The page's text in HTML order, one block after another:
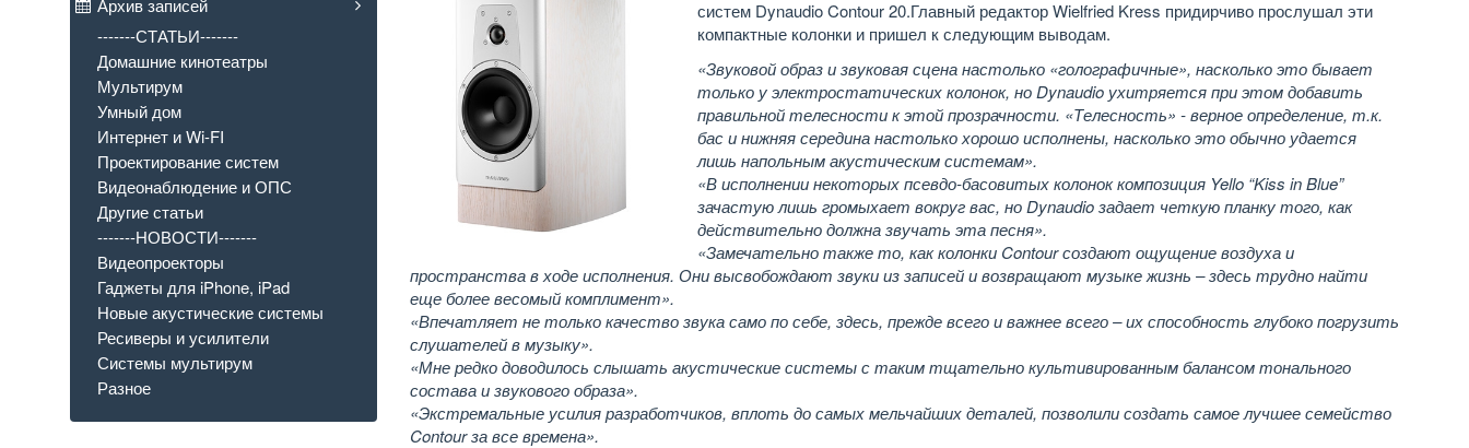
систем Dynaudio Contour 20.Главный редактор Wielfried Kress придирчиво прослушал эти
компактные колонки и пришел к следующим выводам.
«Звуковой образ и звуковая сцена настолько «голографичные», насколько это бывает
только у электростатических колонок, но Dynaudio ухитряется при этом добавить
правильной телесности к этой прозрачности. «Телесность» - верное определение, т.к.
бас и нижняя середина настолько хорошо исполнены, насколько это обычно удается
лишь напольным акустическим системам».
«В исполнении некоторых псевдо-басовитых колонок композиция Yello “Kiss in Blue”
зачастую лишь громыхает вокруг вас, но Dynaudio задает четкую планку того, как
действительно должна звучать эта песня».
«Замечательно также то, как колонки Contour создают ощущение воздуха и
пространства в ходе исполнения. Они высвобождают звуки из записей и возвращают музыке жизнь – здесь трудно найти
еще более весомый комплимент».
«Впечатляет не только качество звука само по себе, здесь, прежде всего и важнее всего – их способность глубоко погрузить
слушателей в музыку».
«Мне редко доводилось слышать акустические системы с таким тщательно культивированным балансом тонального
состава и звукового образа».
«Экстремальные усилия разработчиков, вплоть до самых мельчайших деталей, позволили создать самое лучшее семейство
Contour за все времена».
Архив записей
-------СТАТЬИ-------
Домашние кинотеатры
Мультирум
Умный дом
Интернет и Wi-FI
Проектирование систем
Видеонаблюдение и ОПС
Другие статьи
-------НОВОСТИ-------
Видеопроекторы
Гаджеты для iPhone, iPad
Новые акустические системы
Ресиверы и усилители
Системы мультирум
Разное